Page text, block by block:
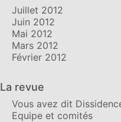
Juillet 2012
Juin 2012
Mai 2012
Mars 2012
Février 2012
La revue
Vous avez dit
Equipe et comités